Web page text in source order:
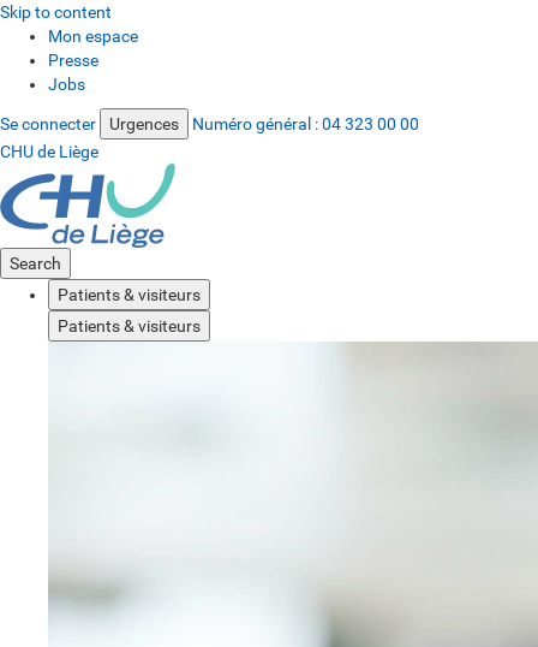
Skip to content
Mon espace
Presse
Jobs
Se connecter Urgences Numéro général :04 323 00 00
CHU de Liège
Search
Patients & visiteurs
Patients & visiteurs